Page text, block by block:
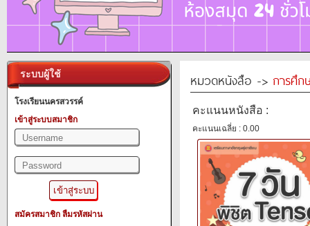
ระบบผู้ใช้
โรงเรียนนครสวรรค์
เข้าสู่ระบบสมาชิก
สมัครสมาชิก ลืมรหัสผ่าน
หมวดหนังสือ -> การศึก
คะแนนหนังสือ :
คะแนนเฉลี่ย : 0.00